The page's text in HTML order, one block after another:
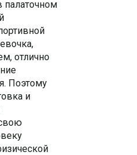
отлично
Поэтому
и